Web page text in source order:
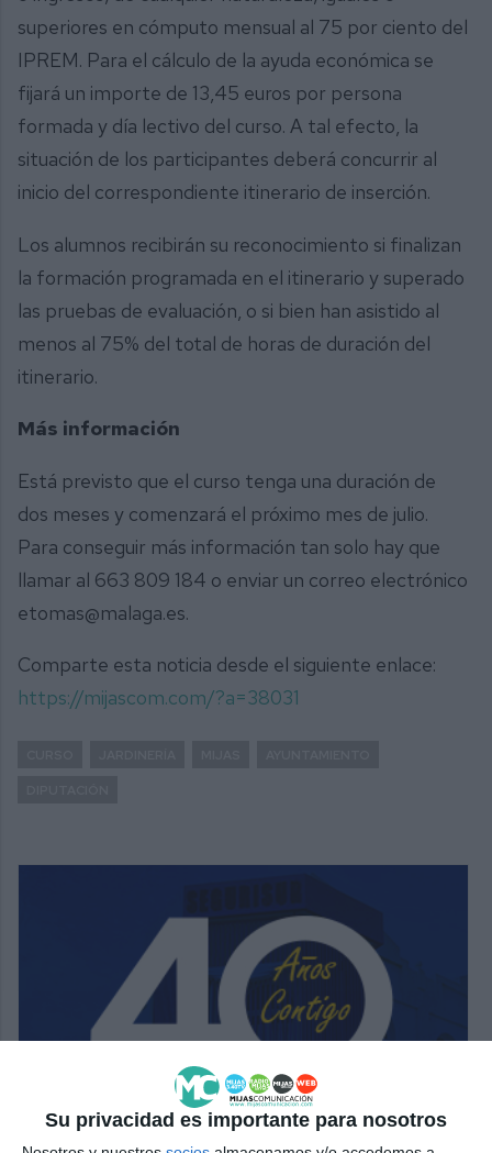
Su privacidad es importante para nosotros
superiores en cómputo mensual al 75 por ciento del
IPREM. Para el cálculo de la ayuda económica se
fijará un importe de 13,45 euros por persona
formada y día lectivo del curso. A tal efecto, la
situación de los participantes deberá concurrir al
inicio del correspondiente itinerario de inserción.
Los alumnos recibirán su reconocimiento si finalizan
la formación programada en el itinerario y superado
las pruebas de evaluación, o si bien han asistido al
menos al 75% del total de horas de duración del
itinerario.
Más información
Está previsto que el curso tenga una duración de
dos meses y comenzará el próximo mes de julio.
Para conseguir más información tan solo hay que
llamar al 663 809 184 o enviar un correo electrónico
etomas@malaga.es.
Comparte esta noticia desde el siguiente enlace:
https://mijascom.com/?a=38031